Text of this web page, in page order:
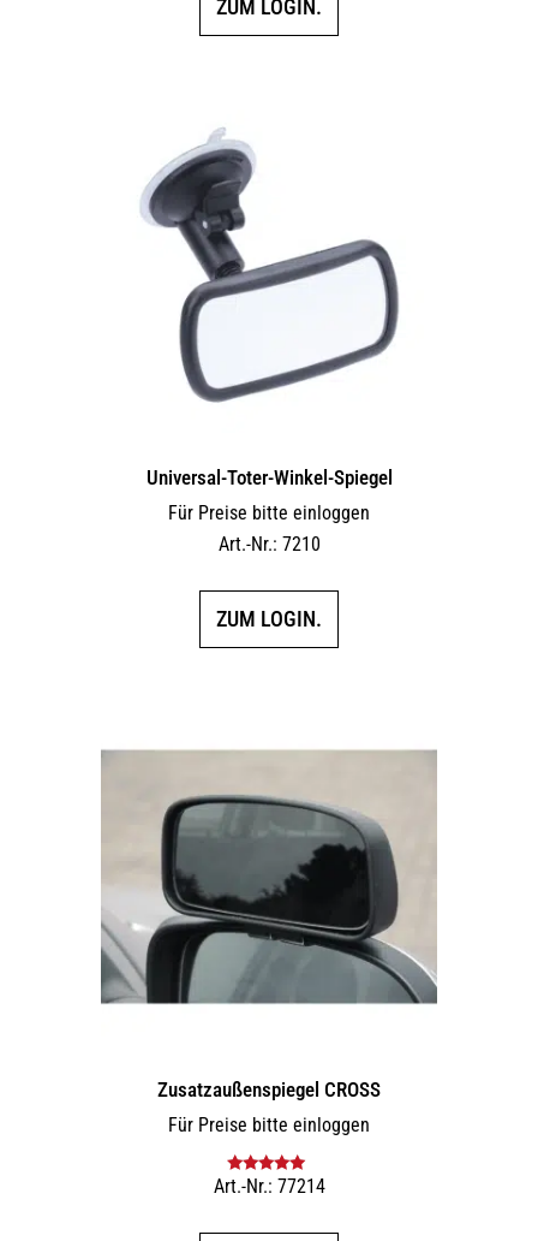
ZUM LOGIN.
Universal-Toter-Winkel-Spiegel
Für Preise bitte einloggen
Art.-Nr.: 7210
ZUM LOGIN.
Zusatz­außenspiegel CROSS
Für Preise bitte einloggen
Bewertet mit
Art.-Nr.: 77214